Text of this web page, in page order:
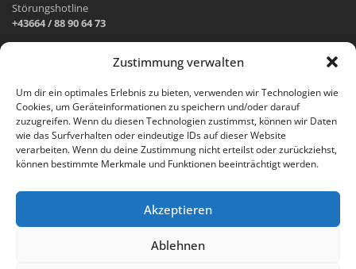
Zustimmung verwalten
Um dir ein optimales Erlebnis zu bieten, verwenden wir Technologien wie
Cookies, um Geräteinformationen zu speichern und/oder darauf
zuzugreifen. Wenn du diesen Technologien zustimmst, können wir Daten
wie das Surfverhalten oder eindeutige IDs auf dieser Website
verarbeiten. Wenn du deine Zustimmung nicht erteilst oder zurückziehst,
können bestimmte Merkmale und Funktionen beeinträchtigt werden.
Akzeptieren
Ablehnen
Störungshotline
+43664 / 88 90 64 73
Wr. Neustädter Straße 1
2733 Grünbach am Schneeberg
Öffnungszeiten Gemeindeamt:
Montag: 8.00 – 12.00 Uhr und 14.00 – 18.00 Uhr
Freitag: 8.00 – 12.00 Uhr
Email: